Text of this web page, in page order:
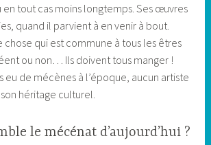
en tout cas moins longtemps. Ses œuvres
quand il parvient à en venir à bout.
chose qui est commune à tous les êtres
ou non… Ils doivent tous manger !
eu de mécènes à l’époque, aucun artiste
héritage culturel.
le mécénat d’aujourd’hui ?